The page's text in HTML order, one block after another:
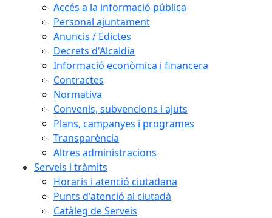
Accés a la informació pública
Personal ajuntament
Anuncis / Edictes
Decrets d'Alcaldia
Informació econòmica i financera
Contractes
Normativa
Convenis, subvencions i ajuts
Plans, campanyes i programes
Transparència
Altres administracions
Serveis i tràmits
Horaris i atenció ciutadana
Punts d'atenció al ciutadà
Catàleg de Serveis